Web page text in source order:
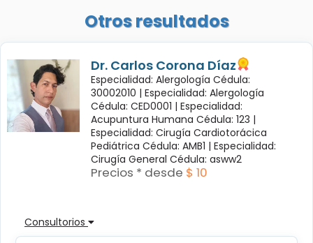
Otros resultados
Dr. Carlos Corona Díaz
Especialidad: Alergología Cédula:
30002010 | Especialidad: Alergología
Cédula: CED0001 | Especialidad:
Acupuntura Humana Cédula: 123 |
Especialidad: Cirugía Cardiotorácica
Pediátrica Cédula: AMB1 | Especialidad:
Cirugía General Cédula: asww2
Precios * desde $ 10
Consultorios